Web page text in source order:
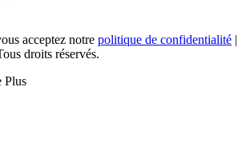
acceptez notre politique de confidentialité |
droits réservés.
Plus